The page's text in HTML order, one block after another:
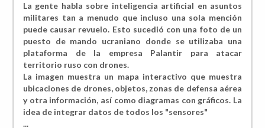
La gente habla sobre inteligencia artificial en asuntos
militares tan a menudo que incluso una sola mención
puede causar revuelo. Esto sucedió con una foto de un
puesto de mando ucraniano donde se utilizaba una
plataforma de la empresa Palantir para atacar
territorio ruso con drones.
La imagen muestra un mapa interactivo que muestra
ubicaciones de drones, objetos, zonas de defensa aérea
y otra información, así como diagramas con gráficos. La
idea de integrar datos de todos los "sensores"
...